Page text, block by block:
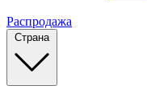
Распродажа
Страна